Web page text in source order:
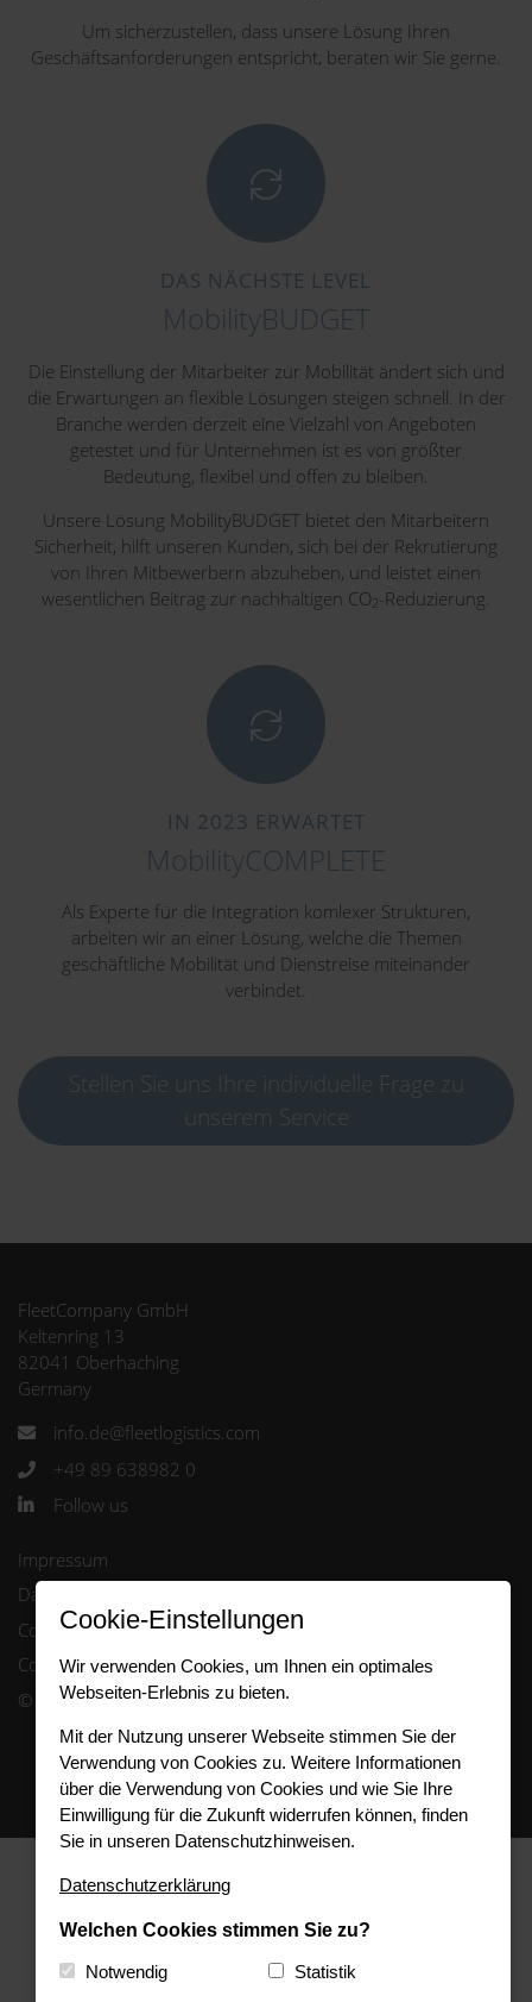
Um sicherzustellen, dass unsere Lösung Ihren
Geschäftsanforderungen entspricht, beraten wir Sie gerne.
DAS NÄCHSTE LEVEL
MobilityBUDGET
Die Einstellung der Mitarbeiter zur Mobilität ändert sich und
die Erwartungen an flexible Lösungen steigen schnell. In der
Branche werden derzeit eine Vielzahl von Angeboten
getestet und für Unternehmen ist es von größter
Bedeutung, flexibel und offen zu bleiben.
Unsere Lösung MobilityBUDGET bietet den Mitarbeitern
Sicherheit, hilft unseren Kunden, sich bei der Rekrutierung
von Ihren Mitbewerbern abzuheben, und leistet einen
wesentlichen Beitrag zur nachhaltigen CO2-Reduzierung.
IN 2023 ERWARTET
MobilityCOMPLETE
Als Experte für die Integration komlexer Strukturen,
arbeiten wir an einer Lösung, welche die Themen
geschäftliche Mobilität und Dienstreise miteinander
verbindet.
Stellen Sie uns Ihre individuelle Frage zu
unserem Service
FleetCompany GmbH
Keltenring 13
82041 Oberhaching
Germany
info.de@fleetlogistics.com
+49 89 638982 0
Follow us
Impressum
Datenschutz
Code of Conduct
Cookie-Consent
© 2024 FleetCompany GmbH
Cookie-Einstellungen
Wir verwenden Cookies, um Ihnen ein optimales
Webseiten-Erlebnis zu bieten.
Mit der Nutzung unserer Webseite stimmen Sie der
Verwendung von Cookies zu. Weitere Informationen
über die Verwendung von Cookies und wie Sie Ihre
Einwilligung für die Zukunft widerrufen können, finden
Sie in unseren Datenschutzhinweisen.
Datenschutzerklärung
Welchen Cookies stimmen Sie zu?
Notwendig Statistik